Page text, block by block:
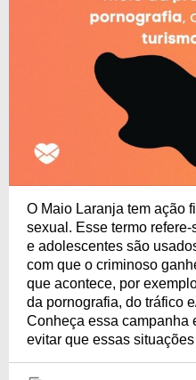
O Maio Laranja tem ação
sexual. Esse termo
e adolescentes são
com que o criminoso
que acontece, por
da pornografia, do tráfico
Conheça essa campanha
evitar que essas